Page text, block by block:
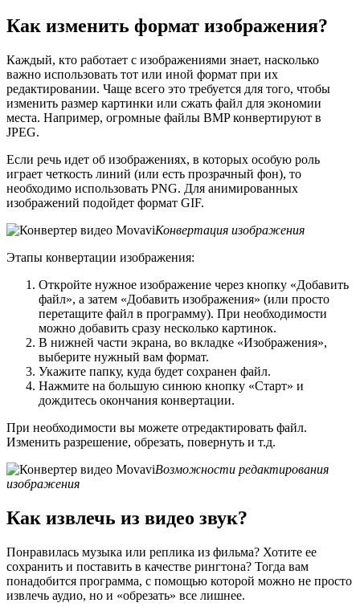
Как изменить формат изображения?
Каждый, кто работает с изображениями знает, насколько
важно использовать тот или иной формат при их
редактировании. Чаще всего это требуется для того, чтобы
изменить размер картинки или сжать файл для экономии
места. Например, огромные файлы BMP конвертируют в
JPEG.
Если речь идет об изображениях, в которых особую роль
играет четкость линий (или есть прозрачный фон), то
необходимо использовать PNG. Для анимированных
изображений подойдет формат GIF.
Конвертация изображения
Этапы конвертации изображения:
Откройте нужное изображение через кнопку «Добавить
файл», а затем «Добавить изображения» (или просто
перетащите файл в программу). При необходимости
можно добавить сразу несколько картинок.
В нижней части экрана, во вкладке «Изображения»,
выберите нужный вам формат.
Укажите папку, куда будет сохранен файл.
Нажмите на большую синюю кнопку «Старт» и
дождитесь окончания конвертации.
При необходимости вы можете отредактировать файл.
Изменить разрешение, обрезать, повернуть и т.д.
Возможности редактирования
изображения
Как извлечь из видео звук?
Понравилась музыка или реплика из фильма? Хотите ее
сохранить и поставить в качестве рингтона? Тогда вам
понадобится программа, с помощью которой можно не просто
извлечь аудио, но и «обрезать» все лишнее.